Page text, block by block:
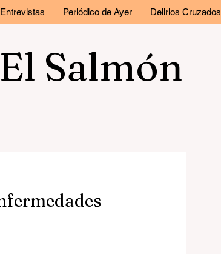
Entrevistas Periódico de Ayer Delirios Cruzados
El Salmón